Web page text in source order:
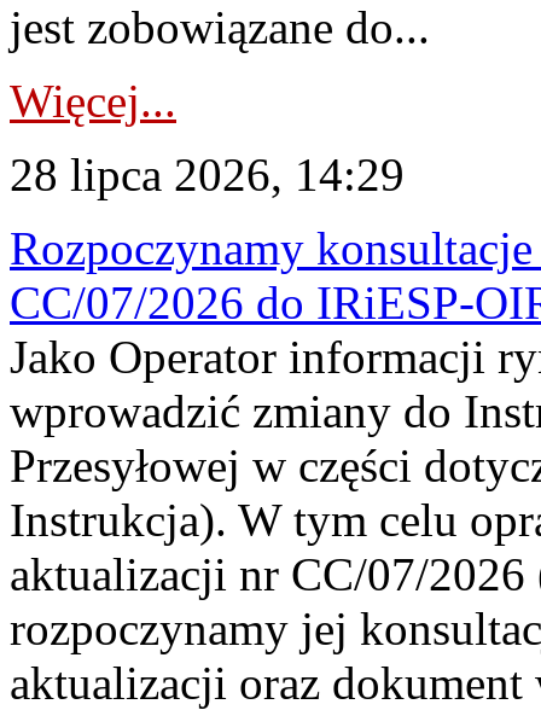
jest zobowiązane do...
Więcej...
28 lipca 2026, 14:29
Rozpoczynamy
CC/07/2026 do IRiESP-
Jako Operator informacji
wprowadzić zmiany do
Przesyłowej w części
Instrukcja). W tym celu
aktualizacji nr CC/07/
rozpoczynamy jej
aktualizacji oraz